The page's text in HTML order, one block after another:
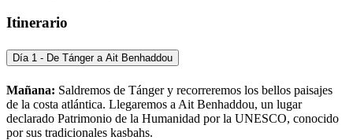
Itinerario
Día 1 - De Tánger a Ait Benhaddou
Mañana: Saldremos de Tánger y recorreremos los bellos paisajes
de la costa atlántica. Llegaremos a Ait Benhaddou, un lugar
declarado Patrimonio de la Humanidad por la UNESCO, conocido
por sus tradicionales kasbahs.